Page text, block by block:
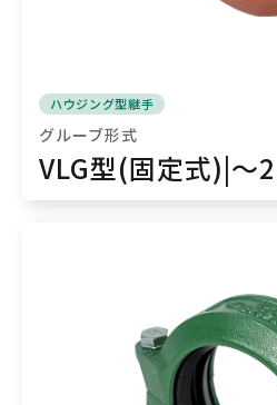
ハウジング型継手
グルーブ形式
VLG型(固定式)|～